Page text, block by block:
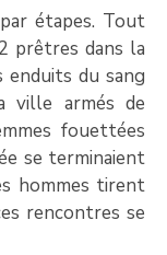
étapes. Tout
prêtres dans la
enduits du sang
ville armés de
fouettées
se terminaient
hommes tirent
rencontres se